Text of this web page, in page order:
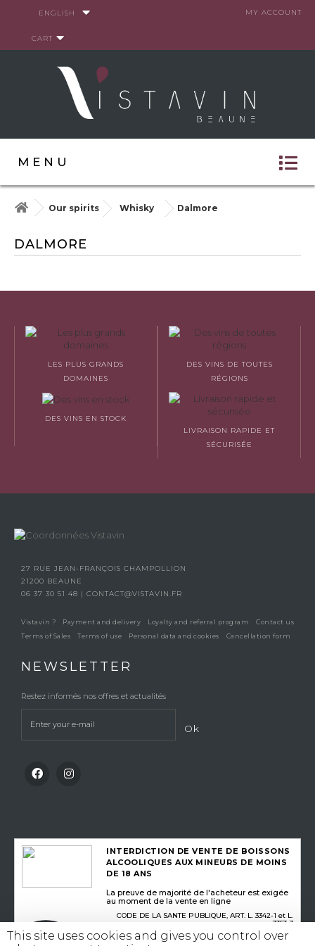
MY ACCOUNT
ENGLISH
CART
MENU
Our spirits Whisky Dalmore
DALMORE
LES PLUS GRANDS
DOMAINES
DES VINS DE TOUTES
RÉGIONS
DES VINS EN STOCK
LIVRAISON RAPIDE ET
SÉCURISÉE
27 RUE JEAN-FRANÇOIS CHAMPOLLION
21200 BEAUNE
06 37 30 51 48 | CONTACT@VISTAVIN.FR
Vistavin ? Payment and delivery Loyalty and referral program
Contact us
Terms of Sales
Terms of use Personal data and cookies Cancellation form
NEWSLETTER
Restez informés nos offres et actualités
Ok
INTERDICTION DE VENTE DE BOISSONS
ALCOOLIQUES AUX MINEURS DE MOINS
DE 18 ANS
La preuve de majorité de l'acheteur est exigée
au moment de la vente en ligne
CODE DE LA SANTE PUBLIQUE, ART. L. 3342-1 et L.
3353-3
This site uses cookies and gives you control over